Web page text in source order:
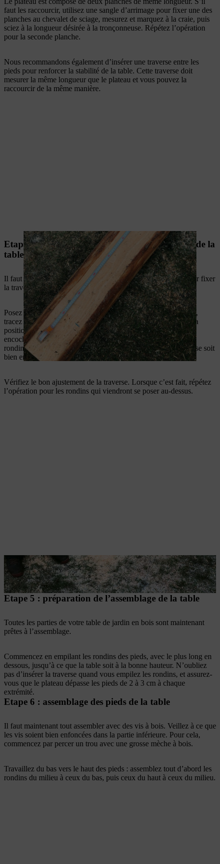
faut les raccourcir, utilisez une sangle d’arrimage pour fixer une des
planches au chevalet de sciage, mesurez et marquez à la craie, puis
sciez à la longueur désirée à la tronçonneuse. Répétez l’opération
pour la seconde planche.
Nous recommandons également d’insérer une traverse entre les
pieds pour renforcer la stabilité de la table. Cette traverse doit
mesurer la même longueur que le plateau et vous pouvez la
raccourcir de la même manière.
Etape 4 : réalisation des entailles sur la traverse de la
table
Il faut adapter les rondins les plus bas qui servent de pieds pour fixer
la traverse.
Posez les deux rondins inférieurs par terre et la traverse dessus,
tracez des marques sur les rondins pour indiquer la largeur et la
position de la traverse. Mettez la traverse de côté et taillez une
encoche avec la tronçonneuse entre les marques sur les deux
rondins. Taillez l’encoche le mieux possible pour que la traverse soit
bien encastrée.
Vérifiez le bon ajustement de la traverse. Lorsque c’est fait, répétez
l’opération pour les rondins qui viendront se poser au-dessus.
Etape 5 : préparation de l’assemblage de la table
Toutes les parties de votre table de jardin en bois sont maintenant
prêtes à l’assemblage.
Commencez en empilant les rondins des pieds, avec le plus long en
dessous, jusqu’à ce que la table soit à la bonne hauteur. N’oubliez
pas d’insérer la traverse quand vous empilez les rondins, et assurez-
vous que le plateau dépasse les pieds de 2 à 3 cm à chaque
extrémité.
Etape 6 : assemblage des pieds de la table
Il faut maintenant tout assembler avec des vis à bois. Veillez à ce que
les vis soient bien enfoncées dans la partie inférieure. Pour cela,
commencez par percer un trou avec une grosse mèche à bois.
Travaillez du bas vers le haut des pieds : assemblez tout d’abord les
rondins du milieu à ceux du bas, puis ceux du haut à ceux du milieu.